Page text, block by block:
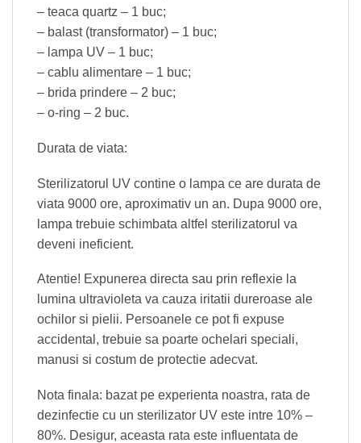
– teaca quartz – 1 buc;
– balast (transformator) – 1 buc;
– lampa UV – 1 buc;
– cablu alimentare – 1 buc;
– brida prindere – 2 buc;
– o‐ring – 2 buc.
Durata de viata:
Sterilizatorul UV contine o lampa ce are durata de
viata 9000 ore, aproximativ un an. Dupa 9000 ore,
lampa trebuie schimbata altfel sterilizatorul va
deveni ineficient.
Atentie! Expunerea directa sau prin reflexie la
lumina ultravioleta va cauza iritatii dureroase ale
ochilor si pielii. Persoanele ce pot fi expuse
accidental, trebuie sa poarte ochelari speciali,
manusi si costum de protectie adecvat.
Nota finala: bazat pe experienta noastra, rata de
dezinfectie cu un sterilizator UV este intre 10% –
80%. Desigur, aceasta rata este influentata de